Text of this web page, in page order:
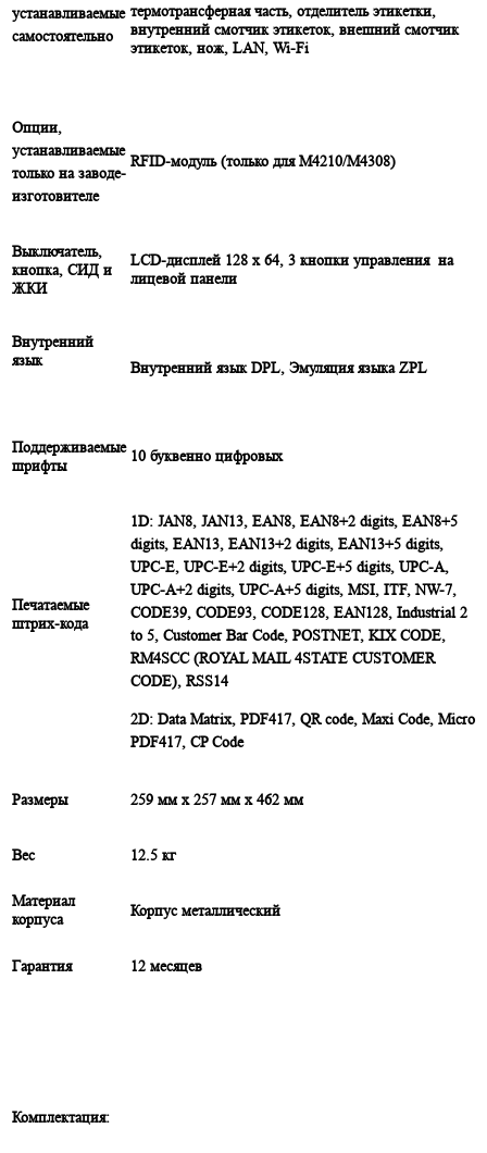
устанавливаемые
самостоятельно
термотрансферная часть, отделитель этикетки,
внутренний смотчик этикеток, внешний смотчик
этикеток, нож, LAN, Wi-Fi
Опции,
устанавливаемые
только на заводе-
изготовителе
RFID-модуль (только для M4210/M4308)
Выключатель,
кнопка, СИД и
ЖКИ
LCD-дисплей 128 х 64, 3 кнопки управления на
лицевой панели
Внутренний
язык
Внутренний язык DPL, Эмуляция языка ZPL
Поддерживаемые
шрифты
10 буквенно цифровых
Печатаемые
штрих-кода
1D: JAN8, JAN13, EAN8, EAN8+2 digits, EAN8+5
digits, EAN13, EAN13+2 digits, EAN13+5 digits,
UPC-E, UPC-E+2 digits, UPC-E+5 digits, UPC-A,
UPC-A+2 digits, UPC-A+5 digits, MSI, ITF, NW-7,
CODE39, CODE93, CODE128, EAN128, Industrial 2
to 5, Customer Bar Code, POSTNET, KIX CODE,
RM4SCC (ROYAL MAIL 4STATE CUSTOMER
CODE), RSS14
2D: Data Matrix, PDF417, QR code, Maxi Code, Micro
PDF417, CP Code
Размеры 259 мм х 257 мм х 462 мм
Вес 12.5 кг
Материал
корпуса
Корпус металлический
Гарантия 12 месяцев
Комплектация: